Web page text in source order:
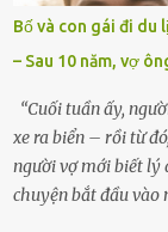
sắp xếp lại bàn
đó kỳ lạ mà tôi
cúi xuống lau chùi
tôi giật mình. Và
Bố và con gái đi du
– Sau 10 năm, vợ
“Cuối tuần ấy,
xe ra biển – rồi từ
người vợ mới biết lý
chuyện bắt đầu vào